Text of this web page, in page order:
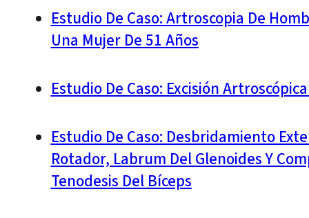
Estudio De Caso: Artroscopia De
Una Mujer De 51 Años
Estudio De Caso: Excisión
Estudio De Caso: Desbridamiento
Rotador, Labrum Del Glenoides Y
Tenodesis Del Bíceps